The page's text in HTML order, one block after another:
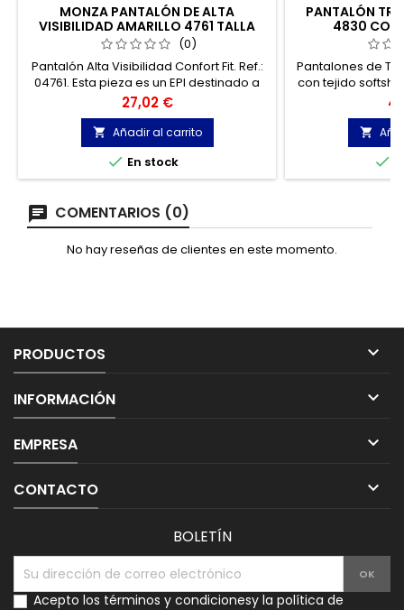
MONZA PANTALÓN DE ALTA
VISIBILIDAD AMARILLO 4761 TALLA
52-54
(0)
Pantalón Alta Visibilidad Confort Fit. Ref.:
04761. Esta pieza es un EPI destinado a
señalizar la presencia diurna y nocturna
del profesional bajo situaciones de
peligro de baja visibilidad.
Precio
27,02 €
 Añadir al carrito
 En stock
PANTALÓN
4830
Pantalones de
con tejido
interior
indicado para
que 

COMENTARIOS (0)
No hay reseñas de clientes en este momento.
PRODUCTOS 
INFORMACIÓN 
EMPRESA 
CONTACTO 
BOLETÍN
Acepto los términos y condicionesy la política de